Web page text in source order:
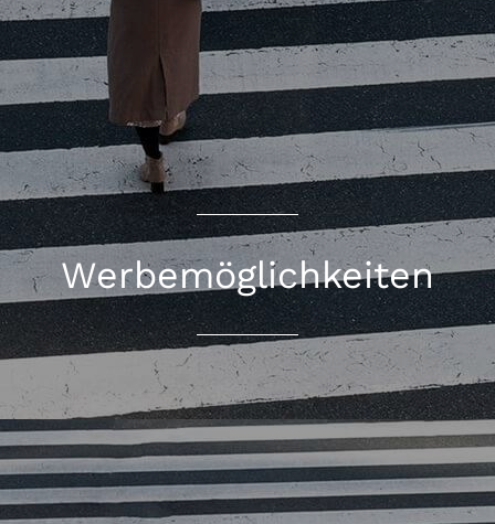
Werbemöglichkeiten